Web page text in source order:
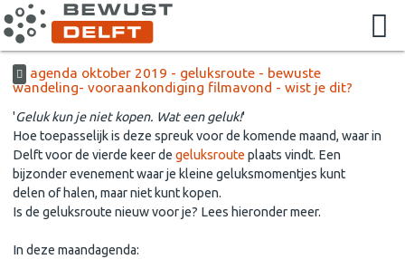
agenda oktober 2019 - geluksroute - bewuste
wandeling- vooraankondiging filmavond - wist je dit?
'Geluk kun je niet kopen. Wat een geluk!'
Hoe toepasselijk is deze spreuk voor de komende maand, waar in
Delft voor de vierde keer de geluksroute plaats vindt. Een
bijzonder evenement waar je kleine geluksmomentjes kunt
delen of halen, maar niet kunt kopen.
Is de geluksroute nieuw voor je? Lees hieronder meer.
In deze maandagenda: